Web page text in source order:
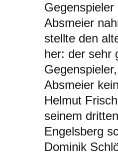
Absmeier
stellte den
her: der sehr
Absmeier
Helmut
seinem
Engelsberg
Dominik